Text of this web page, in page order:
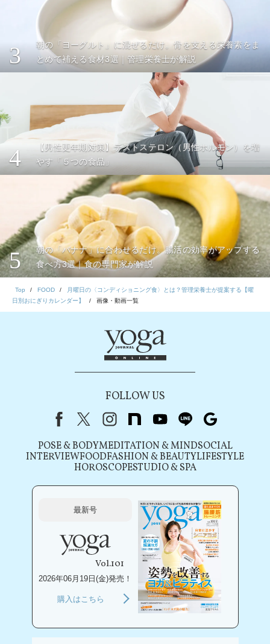
3
朝の「ヨーグルト」に混ぜるだけ。骨を支える栄養素をま
とめて補える食材3選｜管理栄養士が解説
4
【男性更年期対策】テストステロン（男性ホルモン）を増
やす「５つの食品」
5
朝の「バナナ」に合わせるだけ。腸活の効率がアップする
食べ方3選｜食の専門家が解説
Top FOOD
月曜日の〈コンディショニング食〉とは？管理栄養士が提案する【曜
日別おにぎりカレンダー】
画像・動画一覧
FOLLOW US
FacebookX（旧Twitter）
instagram
note youtubeline
POSE & BODYMEDITATION & MINDSOCIAL
INTERVIEWFOODFASHION & BEAUTYLIFESTYLE
HOROSCOPESTUDIO & SPA
最新号
Vol.101
2026年06月19日(金)発売！
購入はこちら